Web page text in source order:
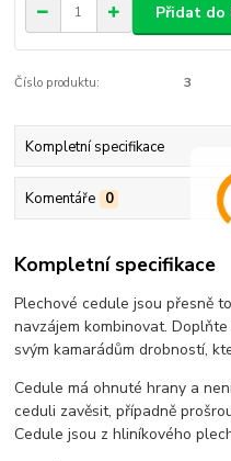
Přidat do
Číslo produktu: 3
Kompletní specifikace
Komentáře 0
Kompletní specifikace
Plechové cedule jsou přesně
navzájem kombinovat.
svým kamarádům drobností,
Cedule má ohnuté hrany a
ceduli zavěsit, případně
Cedule jsou z hliníkového